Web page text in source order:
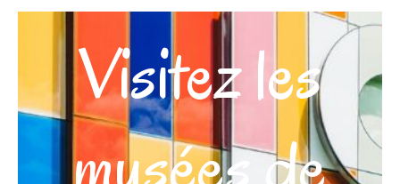
Visitez les